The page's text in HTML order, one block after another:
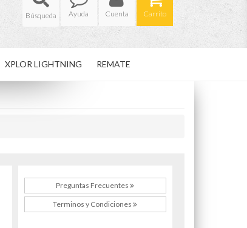
Ayuda
Cuenta Carrito
XPLOR LIGHTNING REMATE
Preguntas Frecuentes
Terminos y Condiciones